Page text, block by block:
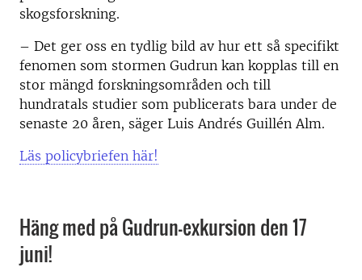
skogsforskning.
– Det ger oss en tydlig bild av hur ett så specifikt
fenomen som stormen Gudrun kan kopplas till en
stor mängd forskningsområden och till
hundratals studier som publicerats bara under de
senaste 20 åren, säger Luis Andrés Guillén Alm.
Läs policybriefen här!
Häng med på Gudrun-exkursion den 17
juni!